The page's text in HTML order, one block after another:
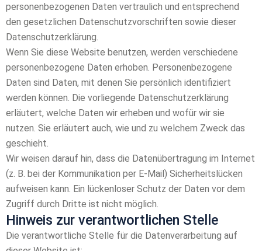
personenbezogenen Daten vertraulich und entsprechend
den gesetzlichen Datenschutzvorschriften sowie dieser
Datenschutzerklärung.
Wenn Sie diese Website benutzen, werden verschiedene
personenbezogene Daten erhoben. Personenbezogene
Daten sind Daten, mit denen Sie persönlich identifiziert
werden können. Die vorliegende Datenschutzerklärung
erläutert, welche Daten wir erheben und wofür wir sie
nutzen. Sie erläutert auch, wie und zu welchem Zweck das
geschieht.
Wir weisen darauf hin, dass die Datenübertragung im Internet
(z. B. bei der Kommunikation per E-Mail) Sicherheitslücken
aufweisen kann. Ein lückenloser Schutz der Daten vor dem
Zugriff durch Dritte ist nicht möglich.
Hinweis zur verantwortlichen Stelle
Die verantwortliche Stelle für die Datenverarbeitung auf